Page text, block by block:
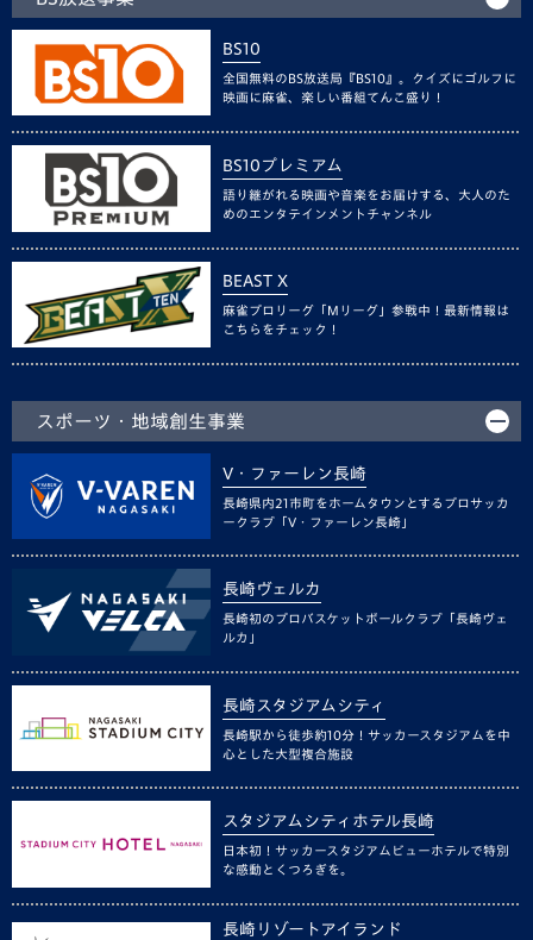
BS10
全国無料のBS放送局『BS10』。クイズにゴルフに
映画に麻雀、楽しい番組てんこ盛り！
BS10プレミアム
語り継がれる映画や音楽をお届けする、大人のた
めのエンタテインメントチャンネル
BEAST X
麻雀プロリーグ「Mリーグ」参戦中！最新情報は
こちらをチェック！
スポーツ・地域創生事業
V・ファーレン長崎
長崎県内21市町をホームタウンとするプロサッカ
ークラブ「V・ファーレン長崎」
長崎ヴェルカ
長崎初のプロバスケットボールクラブ「長崎ヴェ
ルカ」
長崎スタジアムシティ
長崎駅から徒歩約10分！サッカースタジアムを中
心とした大型複合施設
スタジアムシティホテル長崎
日本初！サッカースタジアムビューホテルで特別
な感動とくつろぎを。
長崎リゾートアイランド